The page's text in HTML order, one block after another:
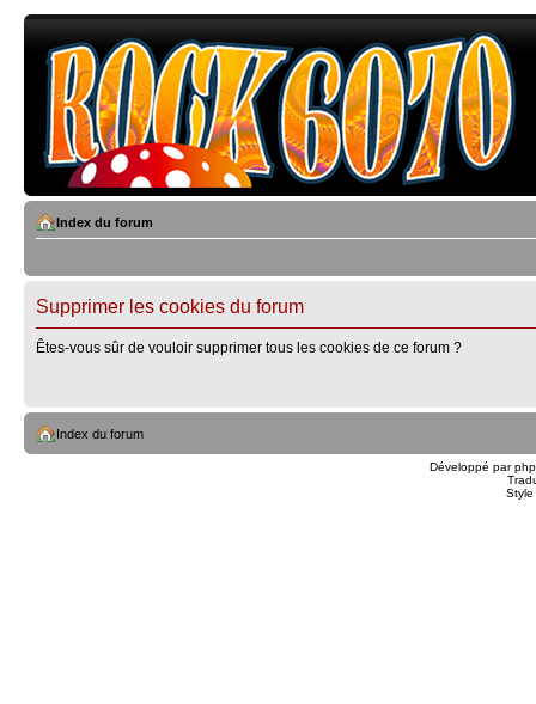
Index du forum
Supprimer les cookies du forum
Êtes-vous sûr de vouloir supprimer tous les cookies de ce forum ?
Index du forum
Développé par
Style